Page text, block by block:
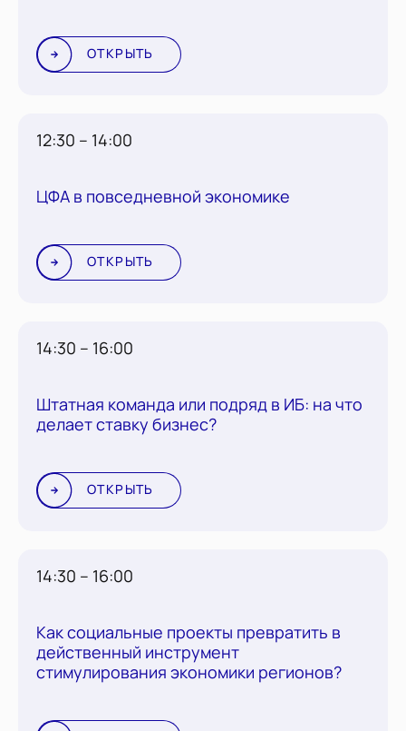
ОТКРЫТЬ
12:30 – 14:00
ЦФА в повседневной экономике
ОТКРЫТЬ
14:30 – 16:00
Штатная команда или подряд в ИБ: на что
делает ставку бизнес?
ОТКРЫТЬ
14:30 – 16:00
Как социальные проекты превратить в
действенный инструмент
стимулирования экономики регионов?